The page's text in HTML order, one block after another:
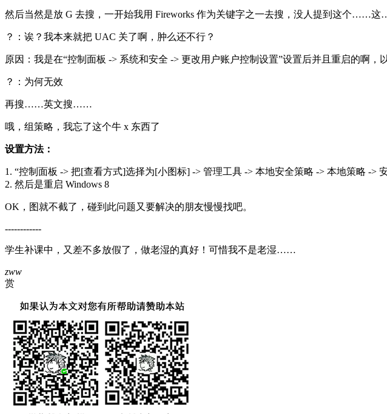
然后当然是放 G 去搜，一开始我用 Fireworks 作为关键字之一去搜，没人提到这个……这
？：诶？我本来就把 UAC 关了啊，肿么还不行？
原因：我是在“控制面板 -> 系统和安全 -> 更改用户账户控制设置”设置后并且重启的啊，
？：为何无效
再搜……英文搜……
哦，组策略，我忘了这个牛 x 东西了
设置方法：
1. “控制面板 -> 把[查看方式]选择为[小图标] -> 管理工具 -> 本地安全策略 -> 本地策略 -
2. 然后是重启 Windows 8
OK，图就不截了，碰到此问题又要解决的朋友慢慢找吧。
------------
学生补课中，又差不多放假了，做老湿的真好！可惜我不是老湿……
zww
赏